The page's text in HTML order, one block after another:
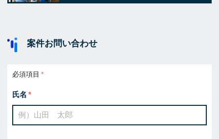
案件お問い合わせ
必須項目
氏名